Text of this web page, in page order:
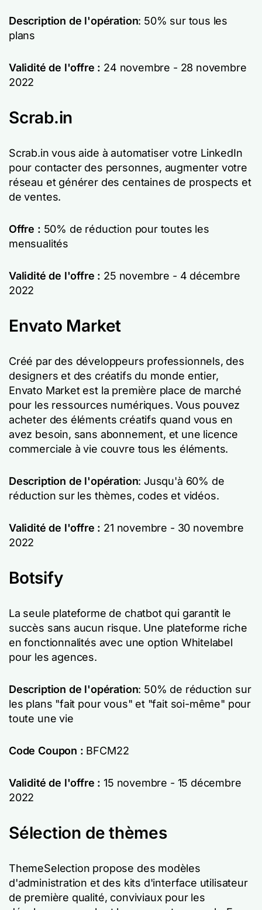
Description de l'opération: 50% sur tous les
plans
Validité de l'offre : 24 novembre - 28 novembre
2022
Scrab.in
Scrab.in vous aide à automatiser votre LinkedIn
pour contacter des personnes, augmenter votre
réseau et générer des centaines de prospects et
de ventes.
Offre : 50% de réduction pour toutes les
mensualités
Validité de l'offre : 25 novembre - 4 décembre
2022
Envato Market
Créé par des développeurs professionnels, des
designers et des créatifs du monde entier,
Envato Market est la première place de marché
pour les ressources numériques. Vous pouvez
acheter des éléments créatifs quand vous en
avez besoin, sans abonnement, et une licence
commerciale à vie couvre tous les éléments.
Description de l'opération: Jusqu'à 60% de
réduction sur les thèmes, codes et vidéos.
Validité de l'offre : 21 novembre - 30 novembre
2022
Botsify
La seule plateforme de chatbot qui garantit le
succès sans aucun risque. Une plateforme riche
en fonctionnalités avec une option Whitelabel
pour les agences.
Description de l'opération: 50% de réduction sur
les plans "fait pour vous" et "fait soi-même" pour
toute une vie
Code Coupon : BFCM22
Validité de l'offre :15 novembre - 15 décembre
2022
Sélection de thèmes
ThemeSelection propose des modèles
d'administration et des kits d'interface utilisateur
de première qualité, conviviaux pour les